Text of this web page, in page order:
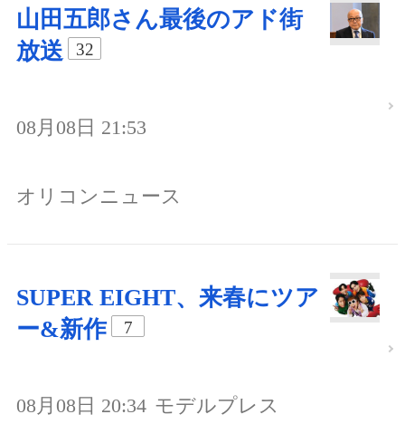
山田五郎さん最後のアド街
放送
32
08月08日 21:53
オリコンニュース
SUPER EIGHT、来春にツア
ー&新作
7
08月08日 20:34 モデルプレス